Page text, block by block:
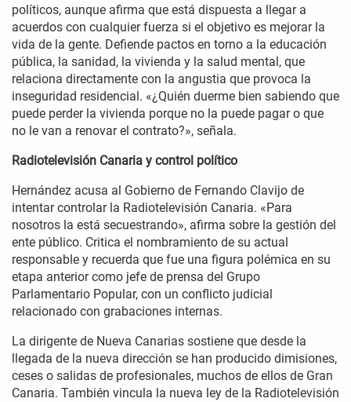
políticos, aunque afirma que está dispuesta a llegar a
acuerdos con cualquier fuerza si el objetivo es mejorar la
vida de la gente. Defiende pactos en torno a la educación
pública, la sanidad, la vivienda y la salud mental, que
relaciona directamente con la angustia que provoca la
inseguridad residencial. «¿Quién duerme bien sabiendo que
puede perder la vivienda porque no la puede pagar o que
no le van a renovar el contrato?», señala.
Radiotelevisión Canaria y control político
Hernández acusa al Gobierno de Fernando Clavijo de
intentar controlar la Radiotelevisión Canaria. «Para
nosotros la está secuestrando», afirma sobre la gestión del
ente público. Critica el nombramiento de su actual
responsable y recuerda que fue una figura polémica en su
etapa anterior como jefe de prensa del Grupo
Parlamentario Popular, con un conflicto judicial
relacionado con grabaciones internas.
La dirigente de Nueva Canarias sostiene que desde la
llegada de la nueva dirección se han producido dimisiones,
ceses o salidas de profesionales, muchos de ellos de Gran
Canaria. También vincula la nueva ley de la Radiotelevisión